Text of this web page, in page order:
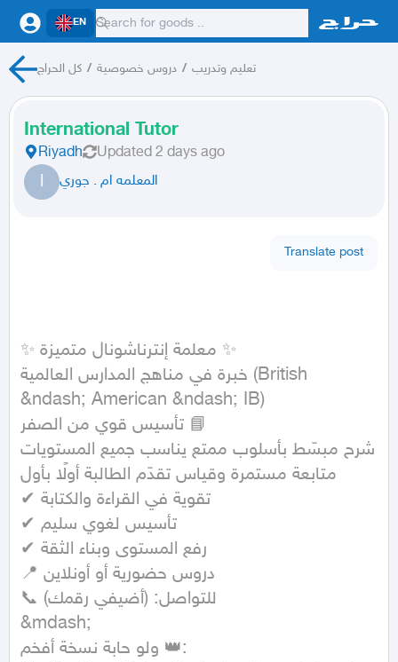
EN
كل الحراج / دروس خصوصية / تعليم وتدريب
International Tutor
Riyadh Updated 2 days ago
ا المعلمه ام . جوري
Translate post
✨ معلمة إنترناشونال متميزة ✨
خبرة في مناهج المدارس العالمية (British
&ndash; American &ndash; IB)
تأسيس قوي من الصفر 📘
شرح مبسّط بأسلوب ممتع يناسب جميع المستويات
متابعة مستمرة وقياس تقدّم الطالبة أولًا بأول
✔ تقوية في القراءة والكتابة
✔ تأسيس لغوي سليم
✔ رفع المستوى وبناء الثقة
📍 دروس حضورية أو أونلاين
📞 للتواصل: (أضيفي رقمك)
&mdash;
ولو حابة نسخة أفخم 👑: